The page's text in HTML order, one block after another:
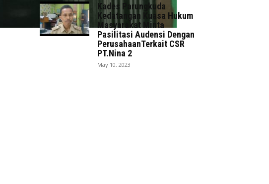
Kades Parungkuda
Kedatangan Kuasa Hukum
Masyarakat Minta
Pasilitasi Audensi Dengan
PerusahaanTerkait CSR
PT.Nina 2
May 10, 2023